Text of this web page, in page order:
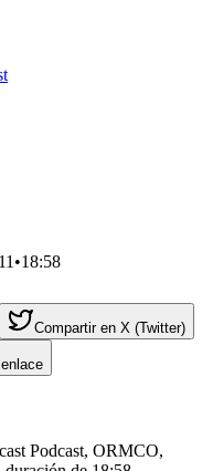
•18:58
Compartir en X (Twitter)
Podcast, ORMCO,